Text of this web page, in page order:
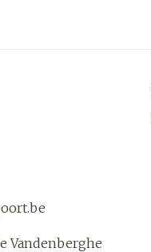
Vandenberghe